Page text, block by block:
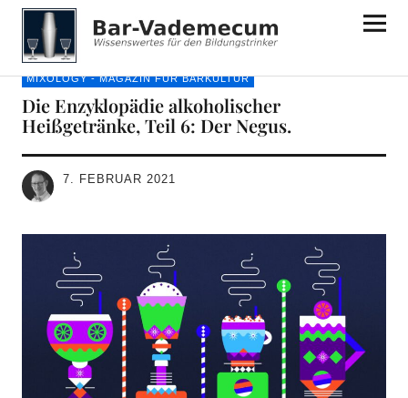
Bar-Vademecum
MIXOLOGY - MAGAZIN FÜR BARKULTUR
Die Enzyklopädie alkoholischer
Heißgetränke, Teil 6: Der Negus.
7. FEBRUAR 2021